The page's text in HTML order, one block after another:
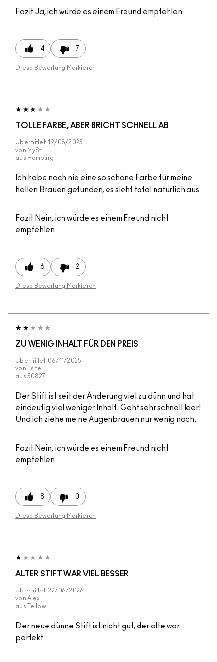
Fazit Ja, ich würde es einem Freund empfehlen
4 7
Diese Bewertung Markieren
TOLLE FARBE, ABER BRICHT SCHNELL AB
Übermittelt 19/08/2025
von MySt
aus Hamburg
Ich habe noch nie eine so schöne Farbe für meine
hellen Brauen gefunden, es sieht total natürlich aus
Fazit Nein, ich würde es einem Freund nicht
empfehlen
6 2
Diese Bewertung Markieren
ZU WENIG INHALT FÜR DEN PREIS
Übermittelt 06/11/2025
von EsYe
aus 50827
Der Stift ist seit der Änderung viel zu dünn und hat
eindeutig viel weniger Inhalt. Geht sehr schnell leer!
Und ich ziehe meine Augenbrauen nur wenig nach.
Fazit Nein, ich würde es einem Freund nicht
empfehlen
8 0
Diese Bewertung Markieren
ALTER STIFT WAR VIEL BESSER
Übermittelt 22/06/2026
von Alex
aus
Teltow
Der neue dünne Stift ist nicht gut, der alte war
perfekt